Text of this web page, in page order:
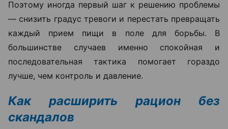
Поэтому иногда первый шаг к решению проблемы
— снизить градус тревоги и перестать превращать
каждый прием пищи в поле для борьбы. В
большинстве случаев именно спокойная и
последовательная тактика помогает гораздо
лучше, чем контроль и давление.
Как расширить рацион без
скандалов